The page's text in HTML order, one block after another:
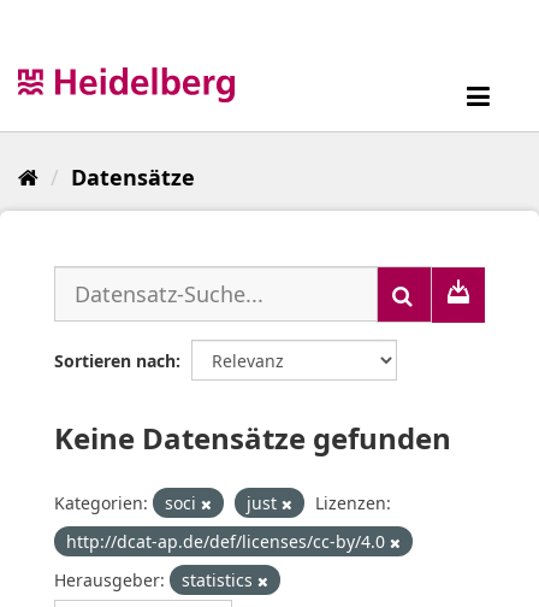
Datensätze
Sortieren nach
Keine Datensätze gefunden
Kategorien: soci just
Lizenzen:
http://dcat-ap.de/def/licenses/cc-by/4.0
Herausgeber:
statistics